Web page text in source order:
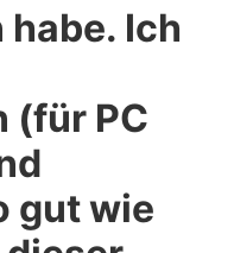
Ich
(für PC
gut wie